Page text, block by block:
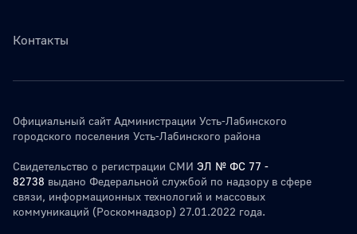
Контакты
Официальный сайт Администрации Усть-Лабинского
городского поселения Усть-Лабинского района
Свидетельство о регистрации СМИ ЭЛ № ФС 77 -
82738 выдано Федеральной службой по надзору в сфере
связи, информационных технологий и массовых
коммуникаций (Роскомнадзор) 27.01.2022 года.